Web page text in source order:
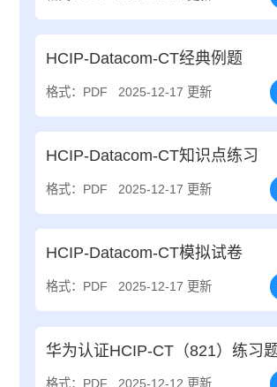
HCIP-Datacom-CT经典例题
格式：PDF 2025-12-17 更新
HCIP-Datacom-CT知识点练习
格式：PDF 2025-12-17 更新
HCIP-Datacom-CT模拟试卷
格式：PDF 2025-12-17 更新
华为认证HCIP-CT（821）练习
格式：PDF 2025-12-12 更新